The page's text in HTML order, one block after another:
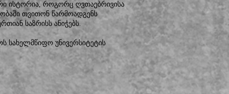
ისტორია, როგორც ღვთაებრივისა
თვითონ წარმოადგენს
საზრისს ანიჭებს.
სახელმწიფო უნივერსიტეტის